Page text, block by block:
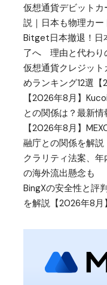
仮想通貨デビット
説｜日本も物理カ
Bitget日本撤退！日
了へ 理由と代わり
仮想通貨クレジッ
めランキング12選【
【2026年8月】
との関係は？最新情
【2026年8月】
融庁との関係を解説
クラリティ法案、
の海外流出懸念も
BingXの安全性と評
を解説【2026年8月】